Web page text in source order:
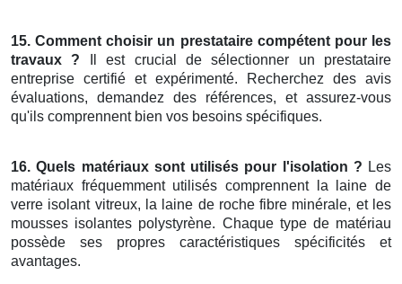
15. Comment choisir un prestataire compétent pour les
travaux ? Il est crucial de sélectionner un prestataire
entreprise certifié et expérimenté. Recherchez des avis
évaluations, demandez des références, et assurez-vous
qu'ils comprennent bien vos besoins spécifiques.
16. Quels matériaux sont utilisés pour l'isolation ? Les
matériaux fréquemment utilisés comprennent la laine de
verre isolant vitreux, la laine de roche fibre minérale, et les
mousses isolantes polystyrène. Chaque type de matériau
possède ses propres caractéristiques spécificités et
avantages.